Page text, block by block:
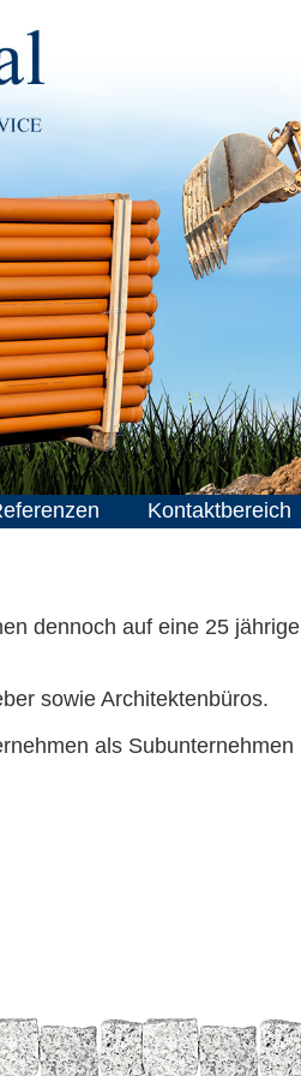
Kontaktbereich
dennoch auf eine 25 jährige
sowie Architektenbüros.
als Subunternehmen